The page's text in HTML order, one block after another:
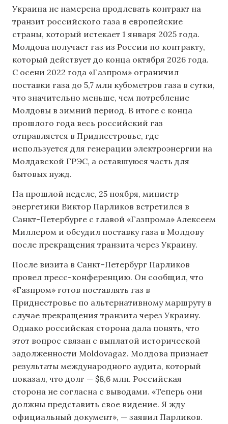
Украина не намерена продлевать контракт на
транзит российского газа в европейские
страны, который истекает 1 января 2025 года.
Молдова получает газ из России по контракту,
который действует до конца октября 2026 года.
С осени 2022 года «Газпром» ограничил
поставки газа до 5,7 млн кубометров газа в сутки,
что значительно меньше, чем потребление
Молдовы в зимний период. В итоге с конца
прошлого года весь российский газ
отправляется в Приднестровье, где
используется для генерации электроэнергии на
Молдавской ГРЭС, а оставшуюся часть для
бытовых нужд.
На прошлой неделе, 25 ноября, министр
энергетики Виктор Парликов встретился в
Санкт-Петербурге с главой «Газпрома» Алексеем
Миллером и обсудил поставку газа в Молдову
после прекращения транзита через Украину.
После визита в Санкт-Петербург Парликов
провел пресс-конференцию. Он сообщил, что
«Газпром» готов поставлять газ в
Приднестровье по альтернативному маршруту в
случае прекращения транзита через Украину.
Однако российская сторона дала понять, что
этот вопрос связан с выплатой исторической
задолженности Moldovagaz. Молдова признает
результаты международного аудита, который
показал, что долг — $8,6 млн. Российская
сторона не согласна с выводами. «Теперь они
должны представить свое видение. Я жду
официальный документ», — заявил Парликов.